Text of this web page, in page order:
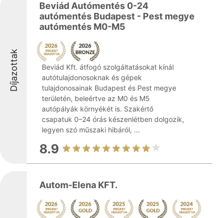
Díjazottak
Beviád Autómentés 0-24
autómentés Budapest - Pest megye
autómentés M0-M5
Beviád Kft. átfogó szolgáltatásokat kínál
autótulajdonosoknak és gépek
tulajdonosainak Budapest és Pest megye
területén, beleértve az M0 és M5
autópályák környékét is. Szakértő
csapatuk 0–24 órás készenlétben dolgozik,
legyen szó műszaki hibáról, ...
8.9
Autom-Elena KFT.